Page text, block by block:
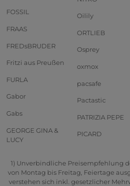
FOSSIL
FRAAS
FREDsBRUDER
Fritzi aus Preußen
FURLA
Gabor
Gabs
GEORGE GINA &
LUCY
Oilily
ORTLIEB
Osprey
oxmox
pacsafe
Pactastic
PATRIZIA PEPE
PICARD
1) Unverbindliche Preisempfehlung
von Montag bis Freitag, Feiertage
verstehen sich inkl. gesetzlicher